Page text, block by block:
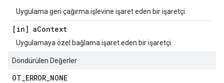
Uygulama geri çağırma işlevine işaret eden bir işaretçi.
[in] aContext
Uygulamaya özel bağlama işaret eden bir işaretçi.
Döndürülen Değerler
OT_ERROR_NONE